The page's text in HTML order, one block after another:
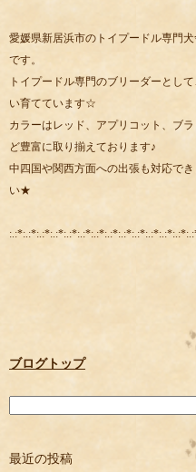
愛媛県新居浜市のトイプードル専門犬
です。
トイプードル専門のブリーダーとし
い育てています☆
カラーはレッド、アプリコット、ブ
ど豊富に取り揃えております♪
中四国や関西方面への出張も対応で
い★
ブログトップ
最近の投稿